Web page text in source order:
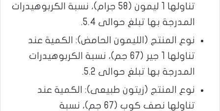
تناولها 1 ليمون (58 جرام)، نسبة الكربوهيدرات
المدرجة بها تبلغ حوالى 5.4.
نوع المنتج (الليمون الحامض): الكمية عند
تناولها 1 جير (67 جم)، نسبة الكربوهيدرات
المدرجة بها تبلغ حوالى 5.2.
نوع المنتج (زيتون طبيعى): الكمية عند
تناولها نصف كوب (67 جم)، نسبة